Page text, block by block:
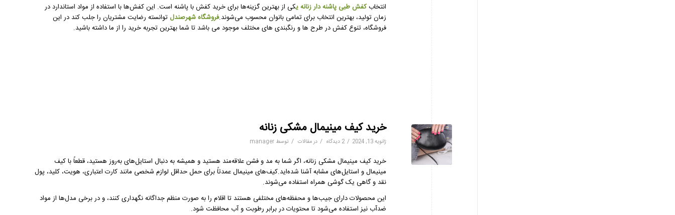
انتخابکفش طبی پاشنه دار زنانه یکی از بهترین گزینه‌ها برای خرید کفش با پاشنه است. این کفش‌ها با استفاده از مواد استاندارد در
زمان تولید، بهترین انتخاب برای تمامی بانوان محسوب می‌شوند.فروشگاه شهرصندلتوانسته رضایت مشتریان را جلب کند در این
فروشگاه، تنوع کفش در طرح ها و رنگبندی های مختلف موجود می باشد تا شما بهترین تجربه خرید را از ما داشته باشید.
خرید کیف مینیمال مشکی زنانه
ژانویه 13, 2024 / 2 دیدگاه / درمقالات / توسط manager
خرید کیف مینیمال مشکی زنانه، اگر شما به مد و فشن علاقه‌مند هستید و همیشه به دنبال استایل‌های به‌روز هستید، قطعاً با کیف
مینیمال و استایل‌های مشابه آشنا شده‌اید.کیف‌های مینیمال عمدتاً برای حمل حداقل لوازم شخصی مانند کارت اعتباری، هویت، کلید، پول
نقد و گاهی یک گوشی همراه استفاده می‌شوند.
این محصولات دارای جیب‌ها و محفظه‌های مختلفی هستند تا اقلام را به صورت منظم جداگانه نگهداری کنند، و در برخی مدل‌ها از مواد
ضدآب نیز استفاده می‌شود تا محتویات در برابر رطوبت و آب محافظت شود.